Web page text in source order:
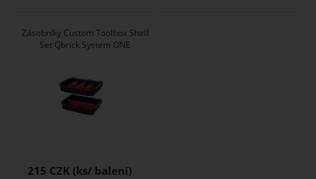
Zásobníky Custom Toolbox Shelf
Set Qbrick System ONE
215 CZK